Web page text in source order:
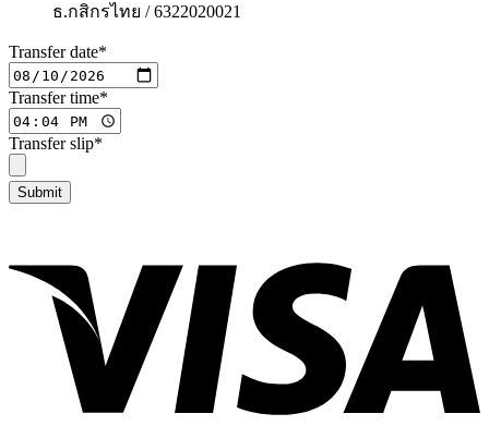
ธ.กสิกรไทย / 6322020021
Transfer date*
Transfer time*
Transfer slip*
Submit